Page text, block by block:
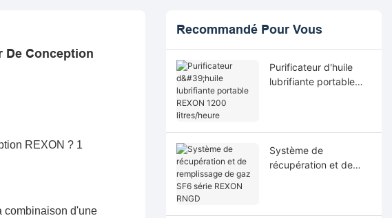
De Conception
combinaison d'une
Recommandé Pour Vous
Purificateur d'huile
lubrifiante portable
Système de
récupération et de